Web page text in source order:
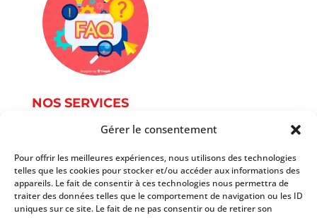
Gérer le consentement
Pour offrir les meilleures expériences, nous utilisons des technologies
telles que les cookies pour stocker et/ou accéder aux informations des
appareils. Le fait de consentir à ces technologies nous permettra de
traiter des données telles que le comportement de navigation ou les ID
uniques sur ce site. Le fait de ne pas consentir ou de retirer son
NOS SERVICES
Services informatique
Services du document
Autres services
Tarifs